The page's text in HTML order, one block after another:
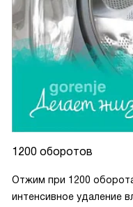
1200 оборотов
Отжим при 1200
интенсивное удаление